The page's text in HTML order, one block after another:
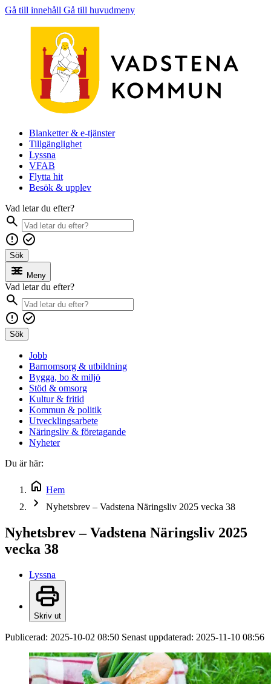
Gå till innehåll Gå till huvudmeny
Blanketter & e-tjänster
Tillgänglighet
Lyssna
VFAB
Flytta hit
Besök & upplev
Vad letar du efter?
Sök
Meny
Vad letar du efter?
Sök
Jobb
Barnomsorg & utbildning
Bygga, bo & miljö
Stöd & omsorg
Kultur & fritid
Kommun & politik
Utvecklingsarbete
Näringsliv & företagande
Nyheter
Du är här:
Hem
Nyhetsbrev – Vadstena Näringsliv 2025 vecka 38
Nyhetsbrev – Vadstena Näringsliv 2025
vecka 38
Lyssna
Skriv ut
Publicerad: 2025-10-02 08:50 Senast uppdaterad: 2025-11-10 08:56